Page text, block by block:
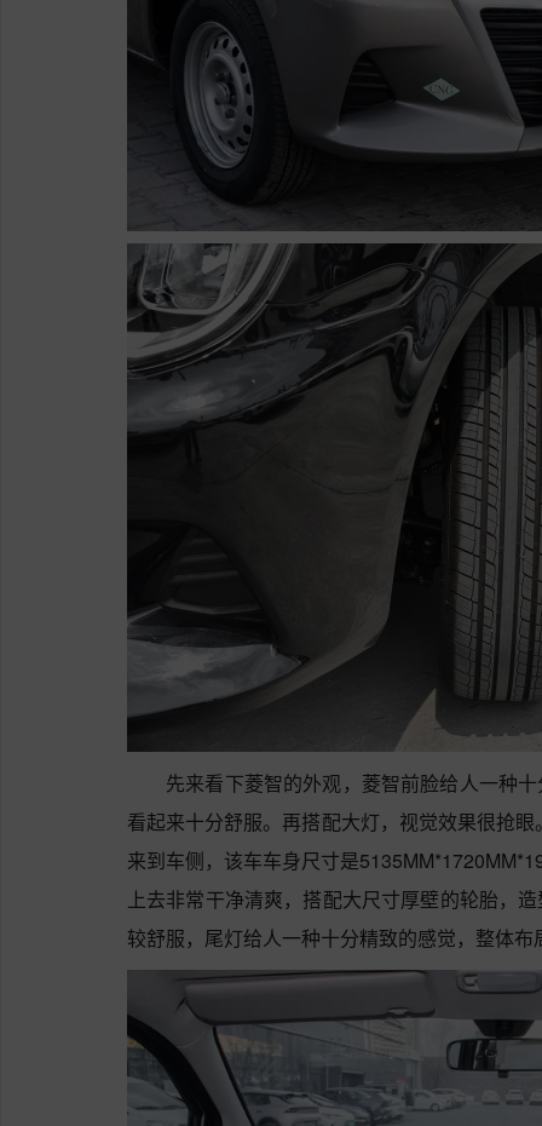
先来看下菱智的外观，菱智前脸给人一种
看起来十分舒服。再搭配大灯，视觉效果很抢
来到车侧，该车车身尺寸是
上去非常干净清爽，搭配大尺寸厚壁的轮胎，
较舒服，尾灯给人一种十分精致的感觉，整体